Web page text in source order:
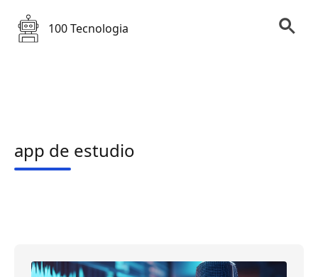
100 Tecnologia
app de estudio